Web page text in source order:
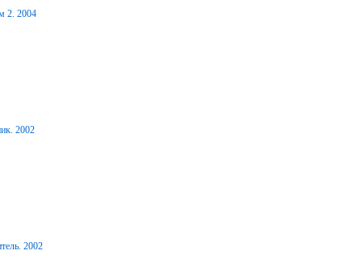
2. 2004
2002
2002